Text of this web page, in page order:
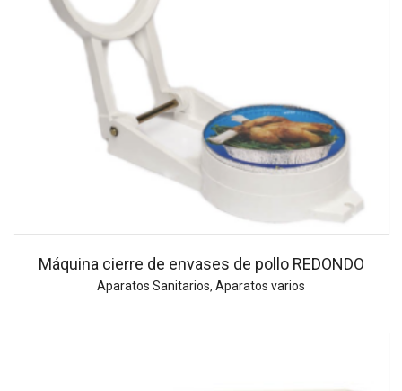
Máquina cierre de envases de pollo REDONDO
Aparatos Sanitarios, Aparatos varios